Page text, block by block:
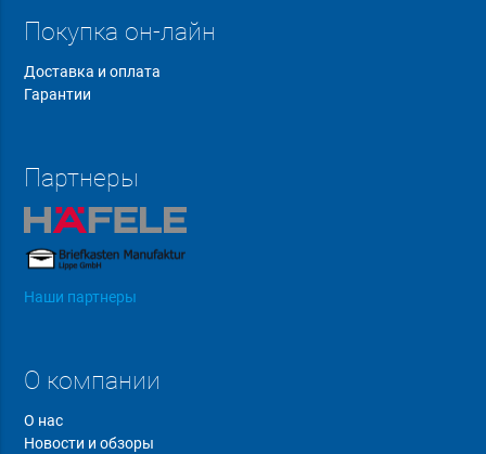
Покупка он-лайн
Доставка и оплата
Гарантии
Партнеры
Наши партнеры
О компании
О нас
Новости и обзоры